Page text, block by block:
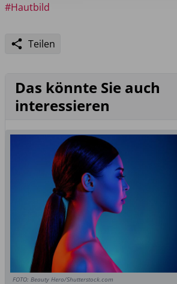
#Hautbild
Teilen
Das könnte Sie auch
interessieren
FOTO: Beauty Hero/Shutterstock.com